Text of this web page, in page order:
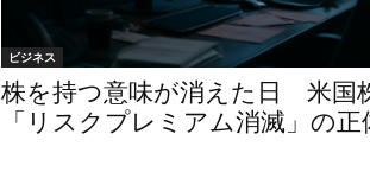
ビジネス
株を持つ意味が消えた日 米国
「リスクプレミアム消滅」の正